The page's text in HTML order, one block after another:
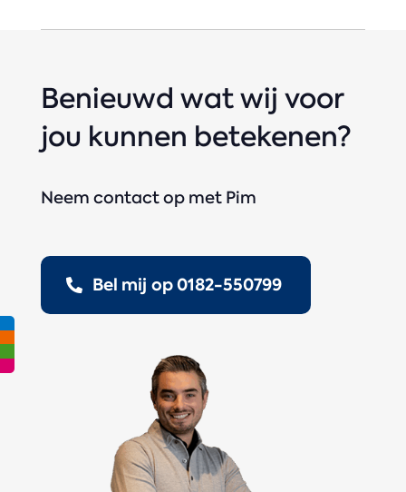
Benieuwd wat wij voor
jou kunnen betekenen?
Neem contact op met Pim
Bel mij op 0182-550799